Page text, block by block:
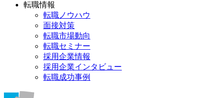
転職情報
転職ノウハウ
面接対策
転職市場動向
転職セミナー
採用企業情報
採用企業インタビュー
転職成功事例